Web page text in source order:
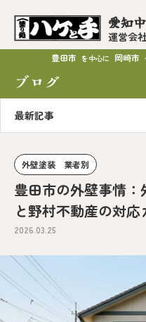
愛知
運営会
豊田市 を中心に 岡崎市
ブログ
最新記事
外壁塗装 業者別
豊田市の外壁事情
と野村不動産の対応
2026.03.25